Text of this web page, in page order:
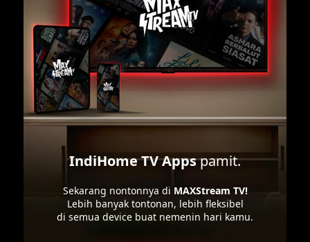
IndiHome TV Appspamit.
Sekarang nontonnya di MAXStream TV!
Lebih banyak tontonan, lebih fleksibel
di semua device buat nemenin hari kamu.